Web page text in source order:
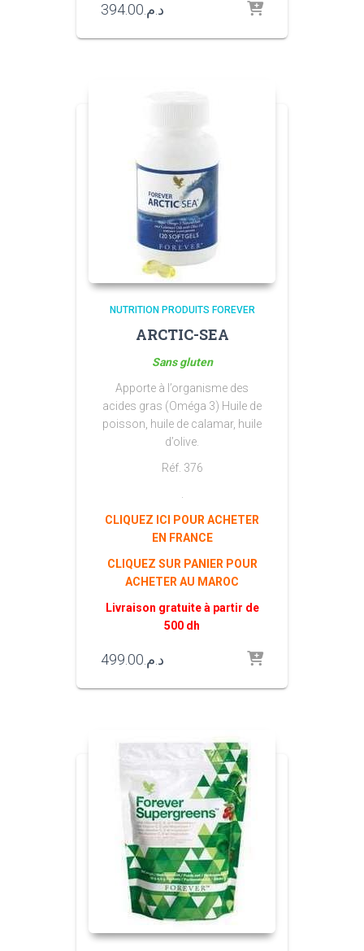
د.م. 394.00
NUTRITION PRODUITS FOREVER
ARCTIC-SEA
Sans gluten
Apporte à l’organisme des
acides gras (Oméga 3) Huile de
poisson, huile de calamar, huile
d’olive.
Réf. 376
CLIQUEZ ICI POUR ACHETER
EN FRANCE
CLIQUEZ SUR PANIER POUR
ACHETER AU MAROC
Livraison gratuite à partir de
500 dh
د.م. 499.00